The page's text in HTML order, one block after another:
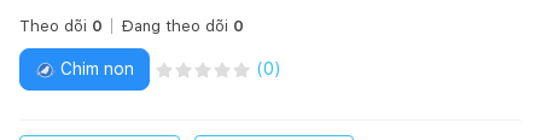
Theo dõi 0 Đang theo dõi 0
Chim non (0)